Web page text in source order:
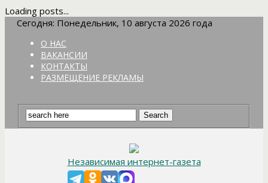
Loading posts...
Сегодня: Понедельник, 10 августа 2026 года
О НАС
ВАКАНСИИ
КОНТАКТЫ
РАЗМЕЩЕНИЕ РЕКЛАМЫ
Независимая интернет-газета